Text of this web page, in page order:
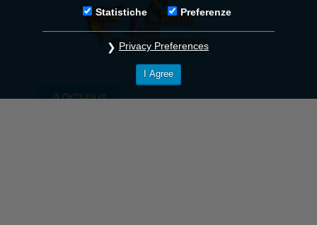
ARCHIVI
Statistiche
Preferenze
Privacy Preferences
I Agree